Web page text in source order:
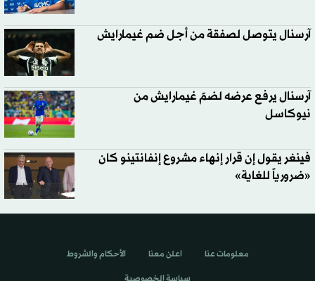
آرسنال يتوصل لصفقة من أجل ضم غيمارايش
آرسنال يرفع عرضه لضمّ غيمارايش من
نيوكاسل
فينغر يقول إن قرار إنهاء مشروع إنفانتينو كان
«ضرورياً للغاية»
معلومات عنا اعلن معنا الأحكام والشروط